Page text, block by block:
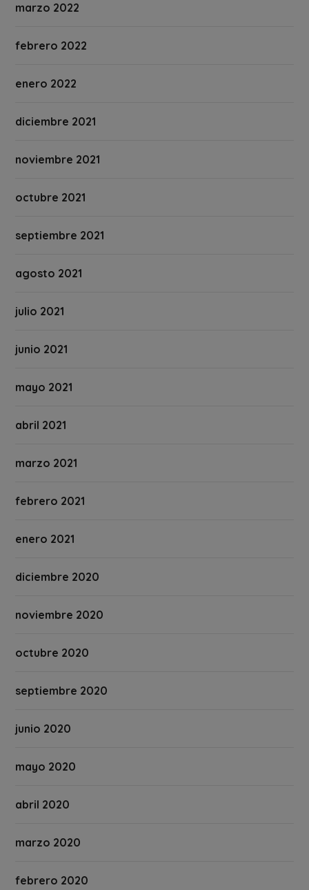
marzo 2022
febrero 2022
enero 2022
diciembre 2021
noviembre 2021
octubre 2021
septiembre 2021
agosto 2021
julio 2021
junio 2021
mayo 2021
abril 2021
marzo 2021
febrero 2021
enero 2021
diciembre 2020
noviembre 2020
octubre 2020
septiembre 2020
junio 2020
mayo 2020
abril 2020
marzo 2020
febrero 2020